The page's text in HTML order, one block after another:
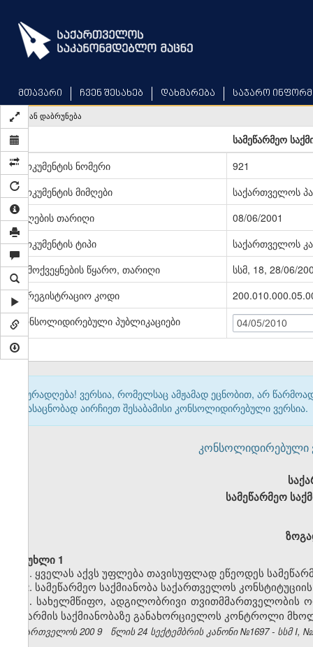
main
content
მთავარი ჩვენ შესახებ დახმარება საჯარო
უკან დაბრუნება
სამეწარმეო
დოკუმენტის ნომერი
921
დოკუმენტის მიმღები
საქართველოს
მიღების თარიღი
08/06/2001
დოკუმენტის ტიპი
საქართველოს
გამოქვეყნების წყარო, თარიღი
სსმ, 18, 28/06/
სარეგისტრაციო კოდი
კონსოლიდირებული პუბლიკაციები
04/05/2010
ყურადღება! ვერსია, რომელსაც ამჟამად ეცნობით, არ
გასაცნობად აირჩიეთ შესაბამისი კონსოლიდირებული ვერსია.
კონსოლიდირებული
სამეწარმეო
მუხლი 1
1. ყველას აქვს უფლება თავისუფლად ეწეოდეს
2. სამეწარმეო საქმიანობა საქართველოს
3. სახელმწიფო, ადგილობრივი თვითმმართველობის
მეწარმის საქმიანობაზე განახორციელოს კონტროლი
საქართველოს 200 9 წლის 24 სექტემბრის კანონი №1697 - სსმ I,